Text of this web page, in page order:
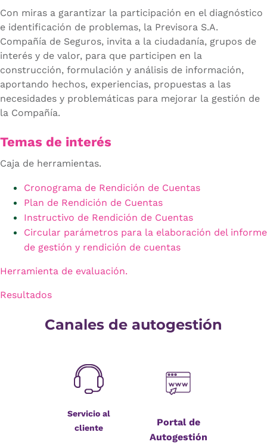
Con miras a garantizar la participación en el diagnóstico
e identificación de problemas, la Previsora S.A.
Compañía de Seguros, invita a la ciudadanía, grupos de
interés y de valor, para que participen en la
construcción, formulación y análisis de información,
aportando hechos, experiencias, propuestas a las
necesidades y problemáticas para mejorar la gestión de
la Compañía.
Temas de interés
Caja de herramientas.
Cronograma de Rendición de Cuentas
Plan de Rendición de Cuentas
Instructivo de Rendición de Cuentas
Circular parámetros para la elaboración del informe
de gestión y rendición de cuentas
Herramienta de evaluación.
Resultados
Canales de autogestión
Servicio al
cliente
Portal de
Autogestión